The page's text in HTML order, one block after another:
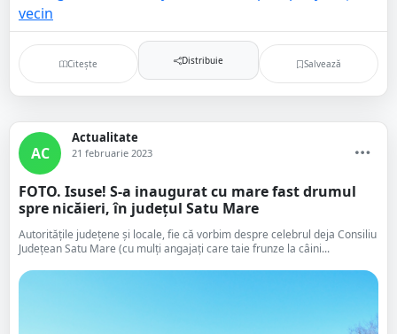
Citește Distribuie Salvează
AC
Actualitate
21 februarie 2023
FOTO. Isuse! S-a inaugurat cu mare fast drumul
spre nicăieri, în județul Satu Mare
Autoritățile județene și locale, fie că vorbim despre celebrul deja Consiliu
Județean Satu Mare (cu mulți angajați care taie frunze la câini...